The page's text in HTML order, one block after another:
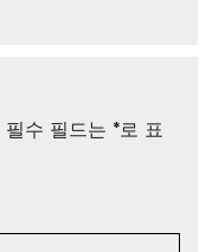
필수 필드는 *로 표